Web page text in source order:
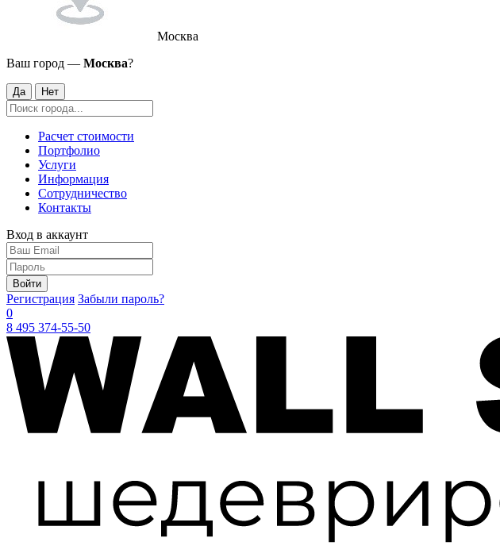
Москва
Ваш город — Москва?
Да Нет
Расчет стоимости
Портфолио
Услуги
Информация
Сотрудничество
Контакты
Вход в аккаунт
Войти
Регистрация Забыли пароль?
0
8 495 374-55-50